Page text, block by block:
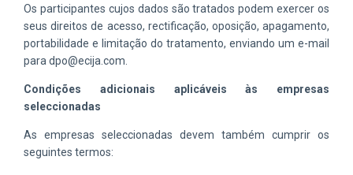
Os participantes cujos dados são tratados podem exercer os
seus direitos de acesso, rectificação, oposição, apagamento,
portabilidade e limitação do tratamento, enviando um e-mail
para dpo@ecija.com.
Condições adicionais aplicáveis às empresas
seleccionadas
As empresas seleccionadas devem também cumprir os
seguintes termos: